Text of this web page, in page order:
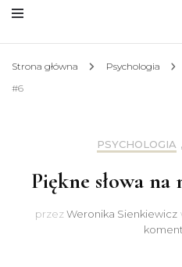
Strona główna Psychologia
#6
PSYCHOLOGIA ,
Piękne słowa
przezWeronika Sienkiewicz